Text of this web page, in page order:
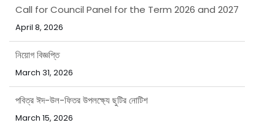
Call for Council Panel for the Term 2026 and 2027
April 8, 2026
নিয়োগ বিজ্ঞপ্তি
March 31, 2026
পবিত্র ঈদ-উল-ফিতর উপলক্ষ্যে ছুটির নোটিশ
March 15, 2026